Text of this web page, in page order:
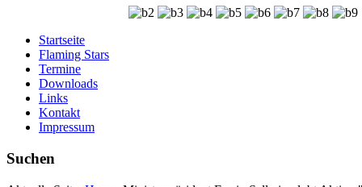
Startseite
Flaming Stars
Termine
Downloads
Links
Kontakt
Impressum
Suchen